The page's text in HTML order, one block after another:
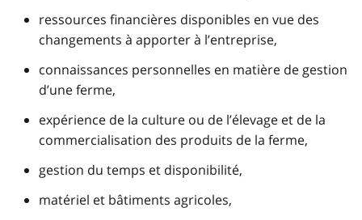
ressources financières disponibles en vue des
changements à apporter à l’entreprise,
connaissances personnelles en matière de gestion
d’une ferme,
expérience de la culture ou de l’élevage et de la
commercialisation des produits de la ferme,
gestion du temps et disponibilité,
matériel et bâtiments agricoles,